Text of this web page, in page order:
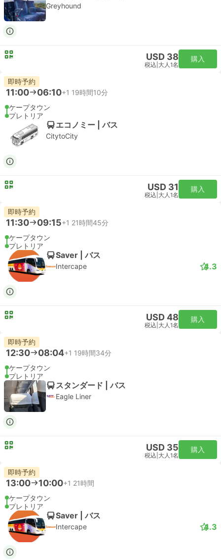
Greyhound
USD 38
税込 大人1名
購入
即時予約
11:00 06:10+1 19時間10分
ケープタウン
プレトリア
エコノミー | バス
CitytoCity
USD 31
税込 大人1名
購入
即時予約
11:30 09:15+1 21時間45分
ケープタウン
プレトリア
Saver | バス
Intercape 4.3
USD 48
税込 大人1名
購入
即時予約
12:30 08:04+1 19時間34分
ケープタウン
プレトリア
スタンダード | バス
Eagle Liner
USD 35
税込 大人1名
購入
即時予約
13:00 10:00+1 21時間
ケープタウン
プレトリア
Saver | バス
Intercape 4.3